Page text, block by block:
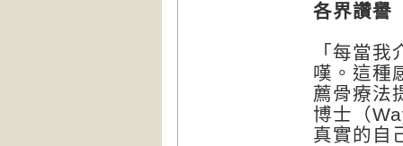
各界讚譽
「每當
嘆。這種
薦骨療法
博士（
真實的自